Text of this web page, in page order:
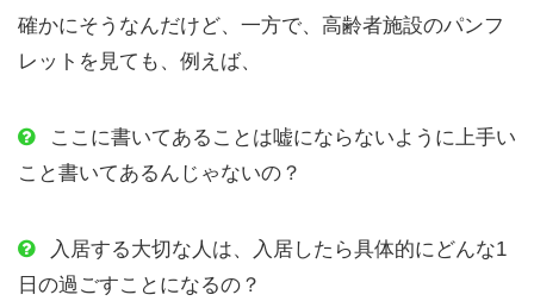
確かにそうなんだけど、一方で、高齢者施設のパンフ
レットを見ても、例えば、
ここに書いてあることは嘘にならないように上手い
こと書いてあるんじゃないの？
入居する大切な人は、入居したら具体的にどんな1
日の過ごすことになるの？